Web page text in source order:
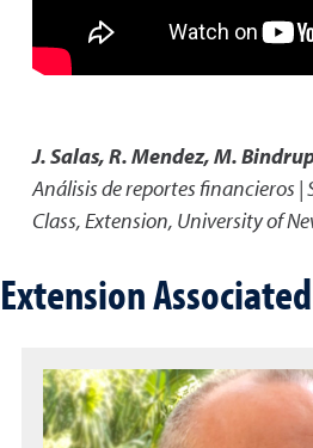
J. Salas, R. Mendez, M.
Análisis de reportes financieros |
Class,Extension, University of
Extension